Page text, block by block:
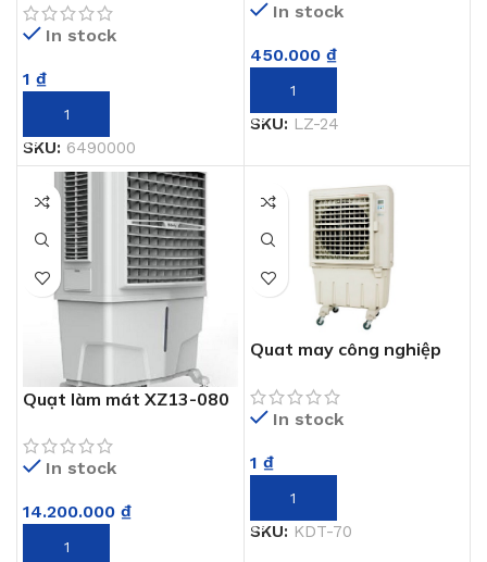
In stock
1 ₫
THÊM VÀO GIỎ HÀNG
SKU: 6490000
In stock
450.000 ₫
THÊM VÀO GIỎ HÀNG
SKU: LZ-24
Quạt làm mát XZ13-080
In stock
14.200.000 ₫
THÊM VÀO GIỎ HÀNG
Quat may công nghiệp
In stock
1 ₫
THÊM VÀO GIỎ HÀNG
SKU: KDT-70